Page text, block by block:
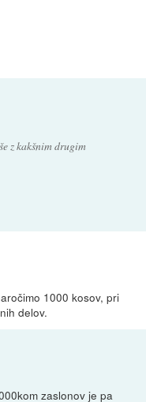
z kakšnim drugim
1000 kosov, pri
delov.
zaslonov je pa